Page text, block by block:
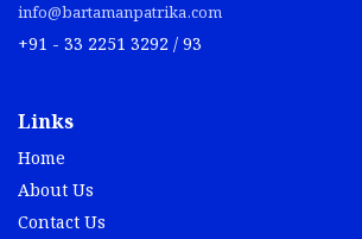
info@bartamanpatrika.com
+91 - 33 2251 3292 / 93
Links
Home
About Us
Contact Us